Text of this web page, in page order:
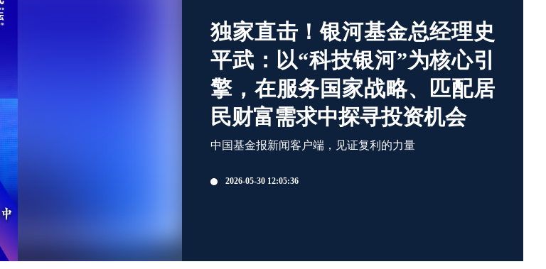
独家直击！银河基金总经理史
平武：以“科技银河”为核心引
擎，在服务国家战略、匹配居
民财富需求中探寻投资机会
中国基金报新闻客户端，见证复利的力量
2026-05-30 12:05:36